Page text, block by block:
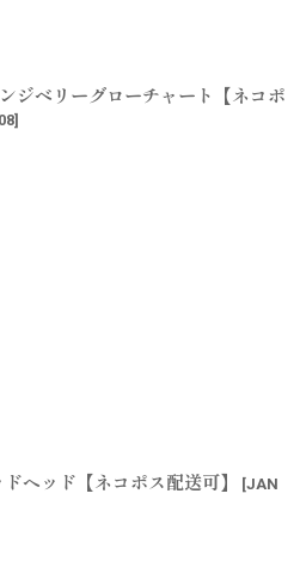
ジベリーグローチャート【ネコポ
]
ヘッド【ネコポス配送可】 [JAN